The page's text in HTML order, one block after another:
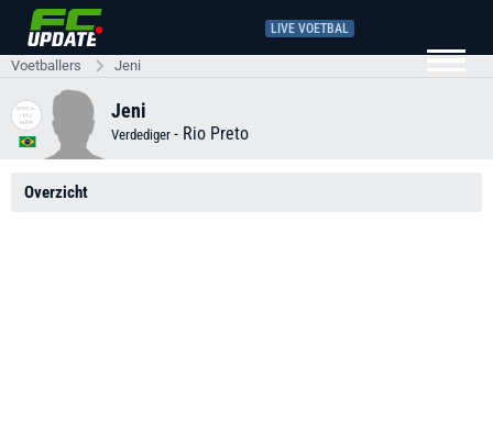
LIVE VOETBAL
Voetballers Jeni
Jeni
Verdediger - Rio Preto
Overzicht